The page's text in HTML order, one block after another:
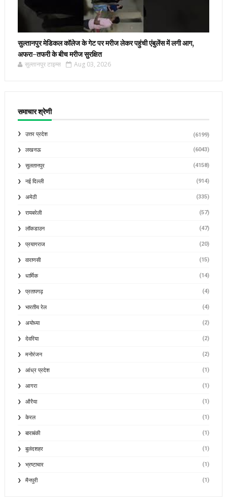
सुल्तानपुर मेडिकल कॉलेज के गेट पर मरीज लेकर पहुंची एंबुलेंस में लगी आग,
अफरा-तफरी के बीच मरीज सुरक्षित
सुल्तानपुर टाइम्स Aug 03, 2026
समाचार श्रेणी
उत्तर प्रदेश (6199)
लखनऊ (6043)
सुलतानपुर (4158)
नई दिल्ली (914)
अमेठी (335)
रायबरेली (57)
लॉकडाउन (47)
प्रयागराज (20)
वाराणसी (15)
धार्मिक (14)
प्रतापगढ़ (4)
भारतीय रेल (4)
अयोध्या (2)
देवरिया (2)
मनोरंजन (2)
आंध्र प्रदेश (1)
आगरा (1)
औरैया (1)
केरल (1)
बाराबंकी (1)
बुलंदशहर (1)
भ्रष्टाचार (1)
मैनपुरी (1)